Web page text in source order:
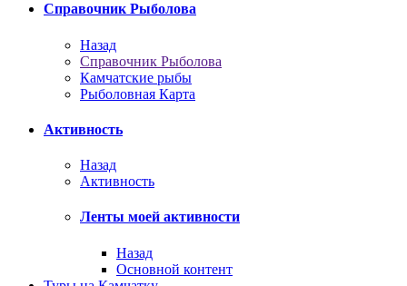
Справочник Рыболова
Назад
Справочник Рыболова
Камчатские рыбы
Рыболовная Карта
Активность
Назад
Активность
Ленты моей активности
Назад
Основной контент